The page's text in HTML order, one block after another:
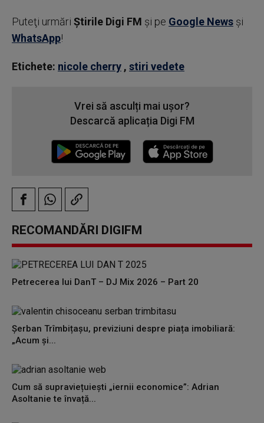
Puteţi urmări Știrile Digi FM şi pe Google News şi
WhatsApp!
Etichete: nicole cherry , stiri vedete
Vrei să asculți mai ușor?
Descarcă aplicația Digi FM
RECOMANDĂRI DIGIFM
Petrecerea lui DanT – DJ Mix 2026 – Part 20
Șerban Trîmbițașu, previziuni despre piața imobiliară:
„Acum și...
Cum să supraviețuiești „iernii economice”: Adrian
Asoltanie te învață...